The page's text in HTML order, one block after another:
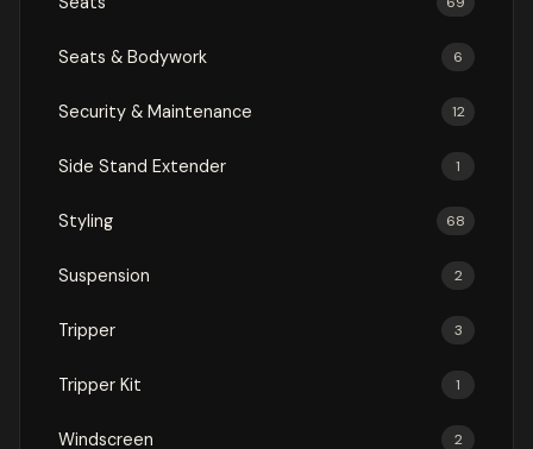
Seats & Bodywork 6
Security & Maintenance 12
Side Stand Extender 1
Styling 68
Suspension 2
Tripper 3
Tripper Kit 1
Windscreen 2